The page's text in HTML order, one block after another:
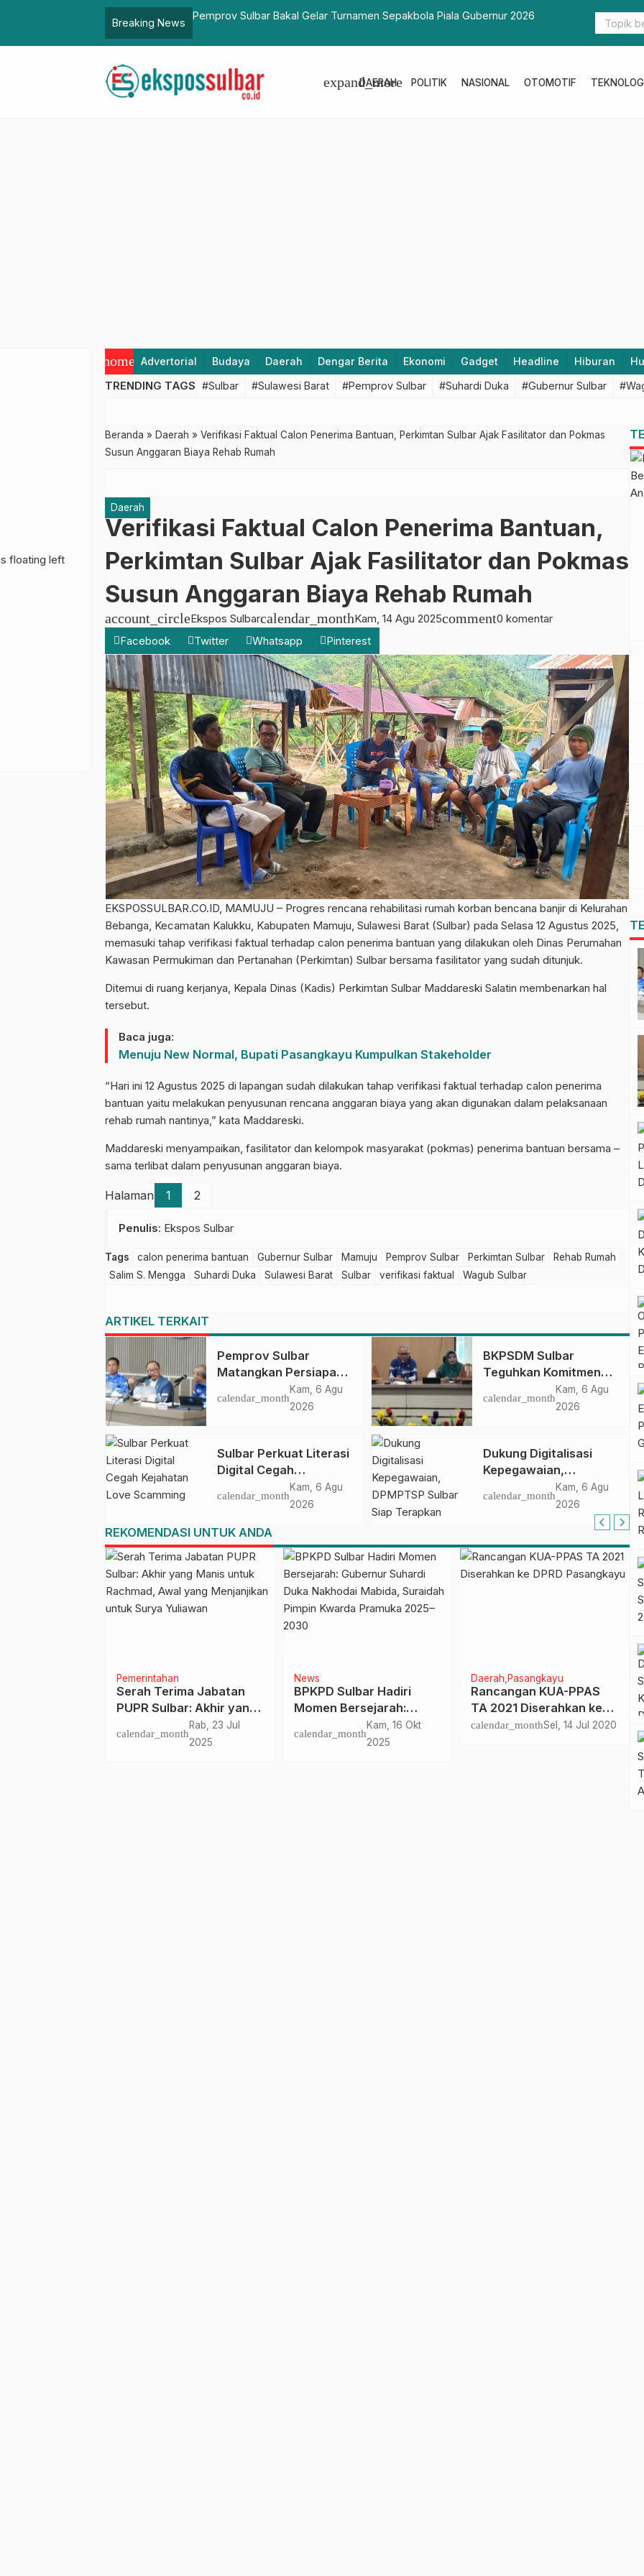
Breaking News
Bupati Pasangkayu Lepas Jenazah Kades Kumasari Keperistirahatan Terakhir Wabup-
DAERAH
expand_more POLITIK NASIONAL OTOMOTIF
home Advertorial Budaya Daerah Dengar Berita Ekonomi Gadget Headline Hiburan
TRENDING TAGS #Sulbar #Sulawesi Barat #Pemprov Sulbar #Suhardi Duka #Gubernur Sulbar
Beranda » Daerah » Verifikasi Faktual Calon Penerima Bantuan, Perkimtan Sulbar Ajak Fasilitator dan Pokmas
Susun Anggaran Biaya Rehab Rumah
Daerah
Verifikasi Faktual Calon Penerima Bantuan,
Perkimtan Sulbar Ajak Fasilitator dan Pokmas
Susun Anggaran Biaya Rehab Rumah
account_circleEkspos Sulbarcalendar_monthKam, 14 Agu 2025comment0 komentar
Facebook
Twitter Whatsapp Pinterest
EKSPOSSULBAR.CO.ID, MAMUJU – Progres rencana rehabilitasi rumah korban bencana banjir di Kelurahan
Bebanga, Kecamatan Kalukku, Kabupaten Mamuju, Sulawesi Barat (Sulbar) pada Selasa 12 Agustus 2025,
memasuki tahap verifikasi faktual terhadap calon penerima bantuan yang dilakukan oleh Dinas Perumahan
Kawasan Permukiman dan Pertanahan (Perkimtan) Sulbar bersama fasilitator yang sudah ditunjuk.
Ditemui di ruang kerjanya, Kepala Dinas (Kadis) Perkimtan Sulbar Maddareski Salatin membenarkan hal
tersebut.
Baca juga:
Menuju New Normal, Bupati Pasangkayu Kumpulkan Stakeholder
“Hari ini 12 Agustus 2025 di lapangan sudah dilakukan tahap verifikasi faktual terhadap calon penerima
bantuan yaitu melakukan penyusunan rencana anggaran biaya yang akan digunakan dalam pelaksanaan
rehab rumah nantinya,” kata Maddareski.
Maddareski menyampaikan, fasilitator dan kelompok masyarakat (pokmas) penerima bantuan bersama –
sama terlibat dalam penyusunan anggaran biaya.
Halaman 1 2
Penulis: Ekspos Sulbar
Tags calon penerima bantuan Gubernur Sulbar Mamuju Pemprov Sulbar Perkimtan Sulbar
Rehab Rumah
Salim S. Mengga
Suhardi Duka Sulawesi Barat Sulbar verifikasi faktual Wagub Sulbar
ARTIKEL TERKAIT
Pemprov Sulbar
Matangkan Persiapan
HUT Ke-81 RI, Puncak
Upacara di Lapangan
calendar_month
Kam, 6 Agu
2026
BKPSDM Sulbar
Teguhkan Komitmen
Pengembangan
Kompetensi ASN
Perjanjian Tugas
Belajar 2026
calendar_month
Kam, 6 Agu
2026
Sulbar Perkuat Literasi
Digital Cegah
Kejahatan Love
Scamming
calendar_month
Kam, 6 Agu
2026
Dukung Digitalisasi
Kepegawaian,
DPMPTSP Sulbar Siap
Terapkan Aplikasi
calendar_month
Kam, 6 Agu
2026
REKOMENDASI UNTUK ANDA
Pemerintahan
Serah Terima Jabatan
PUPR Sulbar: Akhir yang
Manis untuk Rachmad,
Awal yang Menjanjikan
calendar_month
Rab, 23 Jul
2025
News
BPKPD Sulbar Hadiri
Momen Bersejarah:
Gubernur Suhardi Duka
Nakhodai Mabida,
calendar_month
Kam, 16 Okt
2025
Daerah Pasangkayu
Rancangan KUA-PPAS
TA 2021 Diserahkan ke
DPRD Pasangkayu
calendar_monthSel, 14 Jul 2020